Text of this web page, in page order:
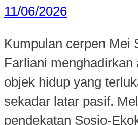
11/06/2026
Kumpulan cerpen Mei
Farliani menghadirkan
objek hidup yang
sekadar latar pasif.
pendekatan Sosio-